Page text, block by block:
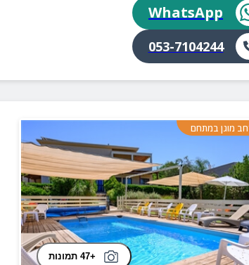
WhatsApp
053-7104244
מוגן במתחם
+47 תמונות